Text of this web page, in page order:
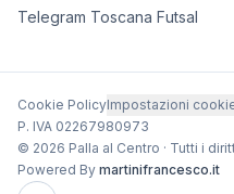
Telegram Toscana Futsal
Cookie PolicyImpostazioni
P. IVA 02267980973
© 2026 Palla al Centro · Tutti i
Powered By martinifrancesco.it